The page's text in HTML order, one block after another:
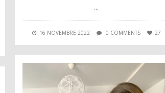
…
16 NOVEMBRE 2022 0 COMMENTS 27